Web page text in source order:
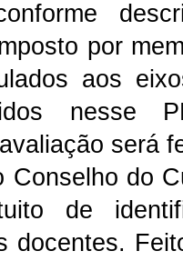
por
aos
nesse
será
Conselho do
de
docentes.